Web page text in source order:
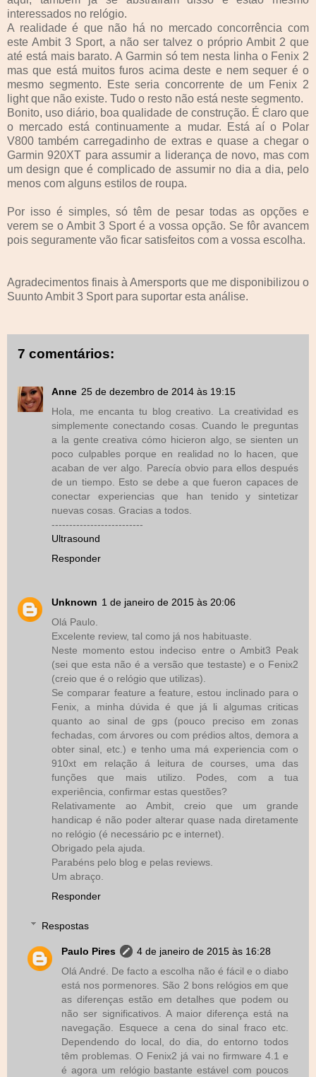
interessados no relógio.
A realidade é que não há no mercado concorrência com
este Ambit 3 Sport, a não ser talvez o próprio Ambit 2 que
até está mais barato. A Garmin só tem nesta linha o Fenix 2
mas que está muitos furos acima deste e nem sequer é o
mesmo segmento. Este seria concorrente de um Fenix 2
light que não existe. Tudo o resto não está neste segmento.
Bonito, uso diário, boa qualidade de construção. É claro que
o mercado está continuamente a mudar. Está aí o Polar
V800 também carregadinho de extras e quase a chegar o
Garmin 920XT para assumir a liderança de novo, mas com
um design que é complicado de assumir no dia a dia, pelo
menos com alguns estilos de roupa.
Por isso é simples, só têm de pesar todas as opções e
verem se o Ambit 3 Sport é a vossa opção. Se fôr avancem
pois seguramente vão ficar satisfeitos com a vossa escolha.
Agradecimentos finais à Amersports que me disponibilizou o
Suunto Ambit 3 Sport para suportar esta análise.
7 comentários:
Anne 25 de dezembro de 2014 às 19:15
Hola, me encanta tu blog creativo. La creatividad es
simplemente conectando cosas. Cuando le preguntas
a la gente creativa cómo hicieron algo, se sienten un
poco culpables porque en realidad no lo hacen, que
acaban de ver algo. Parecía obvio para ellos después
de un tiempo. Esto se debe a que fueron capaces de
conectar experiencias que han tenido y sintetizar
nuevas cosas. Gracias a todos.
--------------------------
Ultrasound
Responder
Unknown 1 de janeiro de 2015 às 20:06
Olá Paulo.
Excelente review, tal como já nos habituaste.
Neste momento estou indeciso entre o Ambit3 Peak
(sei que esta não é a versão que testaste) e o Fenix2
(creio que é o relógio que utilizas).
Se comparar feature a feature, estou inclinado para o
Fenix, a minha dúvida é que já li algumas criticas
quanto ao sinal de gps (pouco preciso em zonas
fechadas, com árvores ou com prédios altos, demora a
obter sinal, etc.) e tenho uma má experiencia com o
910xt em relação á leitura de courses, uma das
funções que mais utilizo. Podes, com a tua
experiência, confirmar estas questões?
Relativamente ao Ambit, creio que um grande
handicap é não poder alterar quase nada diretamente
no relógio (é necessário pc e internet).
Obrigado pela ajuda.
Parabéns pelo blog e pelas reviews.
Um abraço.
Responder
Respostas
Paulo Pires
4 de janeiro de 2015 às 16:28
Olá André. De facto a escolha não é fácil e o diabo
está nos pormenores. São 2 bons relógios em que
as diferenças estão em detalhes que podem ou
não ser significativos. A maior diferença está na
navegação. Esquece a cena do sinal fraco etc.
Dependendo do local, do dia, do entorno todos
têm problemas. O Fenix2 já vai no firmware 4.1 e
é agora um relógio bastante estável com poucos